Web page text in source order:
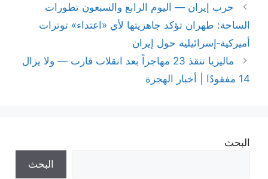
حرب إيران — اليوم الرابع والسبعون تطورات
الساحة: طهران تؤكد جاهزيتها لأي «اعتداء» توترات
أميركية‑إسرائيلية حول إيران
ماليزيا تنقذ 23 مهاجراً بعد انقلاب قارب — ولا يزال
14 مفقودًا | أخبار الهجرة
البحث
البحث